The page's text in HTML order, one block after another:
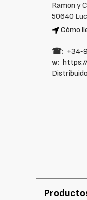
Ramon y
50640
Cómo
☎:
w: